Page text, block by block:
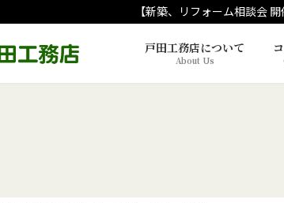
【新築、リフォーム相談会
戸田工務店について
About Us